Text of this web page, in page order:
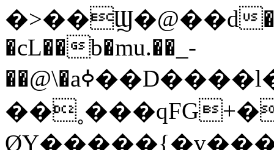
�>��Ϣ�@��d
�cL��b�mu.��_-
��@\�aߦ��D����l�G���� #O��I�؏��(r.1a�o3s��w�Jֆ�*�F���+��:�e��/